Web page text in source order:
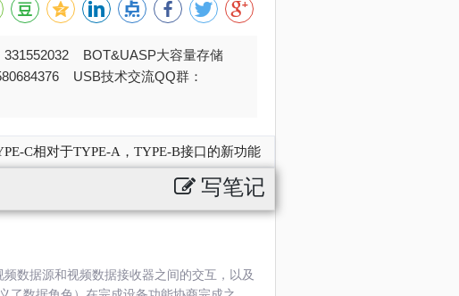
BOT&UASP大容量存储
USB技术交流QQ群：
C相对于TYPE-A，TYPE-B接口的新功能
写笔记
频数据源和视频数据接收器之间的交互，以及